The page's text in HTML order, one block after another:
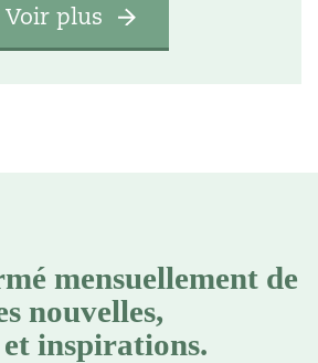
Voir plus
mensuellement de
nouvelles,
inspirations.